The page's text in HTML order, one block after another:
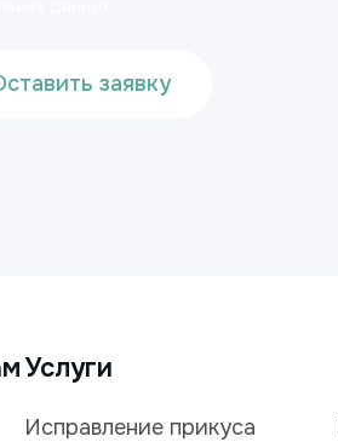
заявку
Услуги
Исправление прикуса